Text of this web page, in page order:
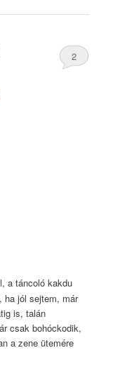
2
a táncoló kakdu
ha jól sejtem, már
is, talán
csak bohóckodik,
a zene ütemére